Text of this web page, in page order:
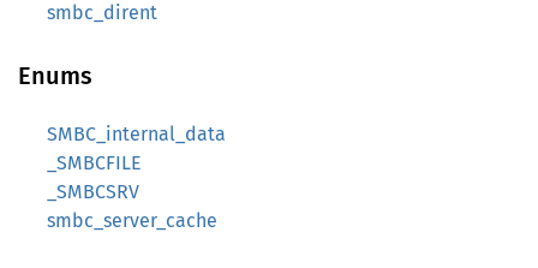
smbc_dirent
Enums
SMBC_internal_data
_SMBCFILE
_SMBCSRV
smbc_server_cache